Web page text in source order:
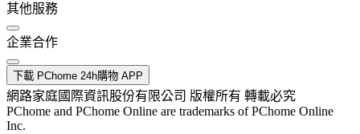
其他服務
企業合作
下載 PChome 24h購物 APP
網路家庭國際資訊股份有限公司 版權所有 轉載必究
PChome and PChome Online are trademarks of PChome Online
Inc.